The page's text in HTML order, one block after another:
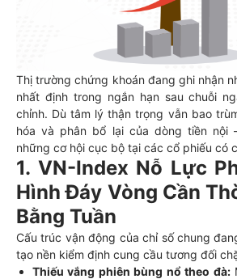
Thị trường chứng khoán đang ghi nhận
nhất định trong ngắn hạn sau chuỗi
chỉnh. Dù tâm lý thận trọng vẫn bao
hóa và phân bổ lại của dòng tiền nội
những cơ hội cục bộ tại các cổ phiếu có
1. VN-Index Nỗ Lực
Hình Đáy Vòng Cần
Bằng Tuần
Cấu trúc vận động của chỉ số chung
tạo nền kiểm định cung cầu tương đối
Thiếu vắng phiên bùng nổ theo đà: